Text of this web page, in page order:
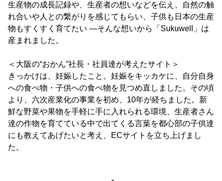
生産物の成長記録や、生産者の想いなどを伝え、自然の触
れ合いや人との繋がりを感じてもらい、子供も日本の生産
物もすくすく育てたい ―そんな想いから「Sukuwell」は
産まれました。
＜大阪の“おかん”社長・社員達が考えたサイト＞
きっかけは、妊娠したこと。妊娠をキッカケに、自分自身
への食べ物・子供への食べ物を見つめ直しました。その頃
より、六次産業化の事業を初め、10年が経ちました。新
鮮な野菜や果物を手軽に手に入れられる環境、生産者さん
達の作物を育てている中で出てくる言葉を都心部の子供達
にも教えてあげたいと考え、ECサイトを立ち上げまし
た。